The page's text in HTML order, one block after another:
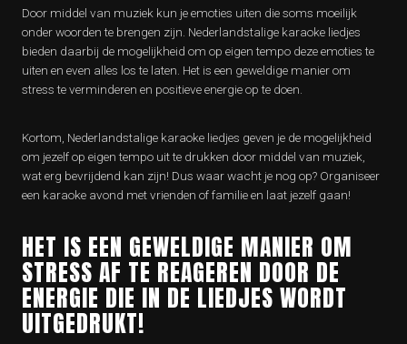
Door middel van muziek kun je emoties uiten die soms moeilijk
onder woorden te brengen zijn. Nederlandstalige karaoke liedjes
bieden daarbij de mogelijkheid om op eigen tempo deze emoties te
uiten en even alles los te laten. Het is een geweldige manier om
stress te verminderen en positieve energie op te doen.
Kortom, Nederlandstalige karaoke liedjes geven je de mogelijkheid
om jezelf op eigen tempo uit te drukken door middel van muziek,
wat erg bevrijdend kan zijn! Dus waar wacht je nog op? Organiseer
een karaoke avond met vrienden of familie en laat jezelf gaan!
HET IS EEN GEWELDIGE MANIER OM
STRESS AF TE REAGEREN DOOR DE
ENERGIE DIE IN DE LIEDJES WORDT
UITGEDRUKT!